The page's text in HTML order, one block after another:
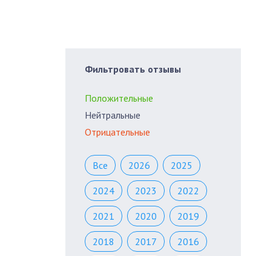
Фильтровать отзывы
Положительные
Нейтральные
Отрицательные
Все 2026 2025
2024 2023 2022
2021 2020 2019
2018 2017 2016